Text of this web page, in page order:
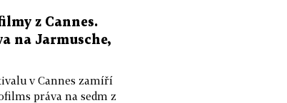
z Cannes.
na Jarmusche,
v Cannes zamíří
práva na sedm z